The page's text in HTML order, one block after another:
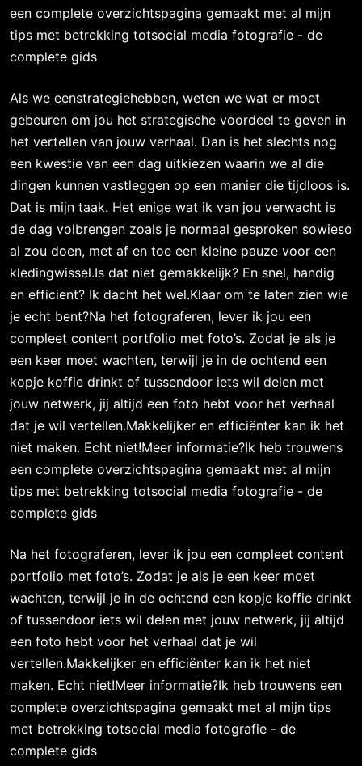
een complete overzichtspagina gemaakt met al mijn
tips met betrekking totsocial media fotografie - de
complete gids
Als we eenstrategiehebben, weten we wat er moet
gebeuren om jou het strategische voordeel te geven in
het vertellen van jouw verhaal. Dan is het slechts nog
een kwestie van een dag uitkiezen waarin we al die
dingen kunnen vastleggen op een manier die tijdloos is.
Dat is mijn taak. Het enige wat ik van jou verwacht is
de dag volbrengen zoals je normaal gesproken sowieso
al zou doen, met af en toe een kleine pauze voor een
kledingwissel.Is dat niet gemakkelijk? En snel, handig
en efficient? Ik dacht het wel.Klaar om te laten zien wie
je echt bent?Na het fotograferen, lever ik jou een
compleet content portfolio met foto’s. Zodat je als je
een keer moet wachten, terwijl je in de ochtend een
kopje koffie drinkt of tussendoor iets wil delen met
jouw netwerk, jij altijd een foto hebt voor het verhaal
dat je wil vertellen.Makkelijker en efficiënter kan ik het
niet maken. Echt niet!Meer informatie?Ik heb trouwens
een complete overzichtspagina gemaakt met al mijn
tips met betrekking totsocial media fotografie - de
complete gids
Na het fotograferen, lever ik jou een compleet content
portfolio met foto’s. Zodat je als je een keer moet
wachten, terwijl je in de ochtend een kopje koffie drinkt
of tussendoor iets wil delen met jouw netwerk, jij altijd
een foto hebt voor het verhaal dat je wil
vertellen.Makkelijker en efficiënter kan ik het niet
maken. Echt niet!Meer informatie?Ik heb trouwens een
complete overzichtspagina gemaakt met al mijn tips
met betrekking totsocial media fotografie - de
complete gids